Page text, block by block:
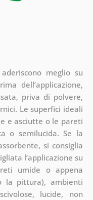
meglio su
dell’applicazione,
priva di polvere,
Le superfici ideali
e asciutte o le pareti
o semilucida. Se la
si consiglia
l’applicazione su
umide o appena
la pittura), ambienti
lucide, non